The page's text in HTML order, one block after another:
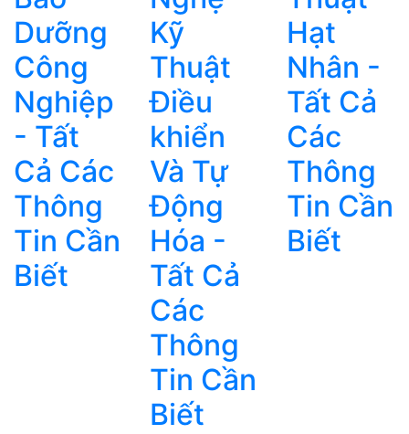
Dưỡng
Công
Nghiệp
- Tất
Cả Các
Thông
Tin Cần
Biết
Kỹ
Thuật
Điều
khiển
Và Tự
Động
Hóa -
Tất Cả
Các
Thông
Tin Cần
Biết
Hạt
Nhân -
Tất Cả
Các
Thông
Tin Cần
Biết